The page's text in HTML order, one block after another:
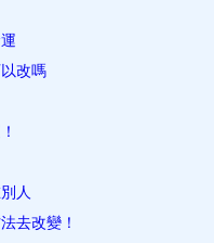
改嗎
人
去改變！